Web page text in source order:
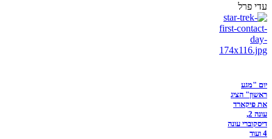
עדי פרל
יום "מגע
ראשון" הציג
את פיקארד
עונה 2,
דיסקוברי עונה
4 ועוד